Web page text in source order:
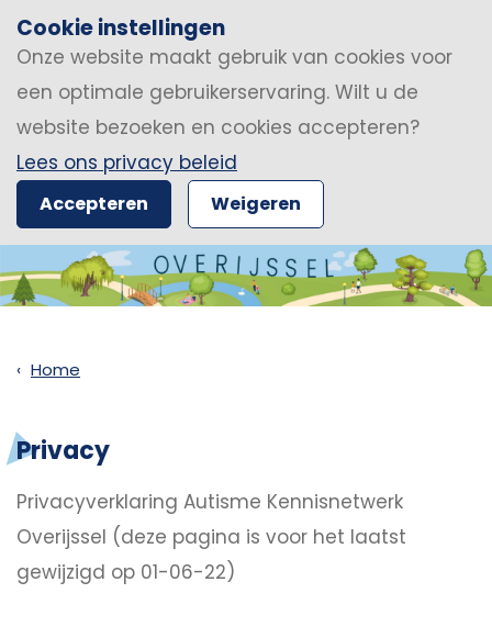
Cookie instellingen
Onze website maakt gebruik van cookies voor
een optimale gebruikerservaring. Wilt u de
website bezoeken en cookies accepteren?
Lees ons privacy beleid
Accepteren Weigeren
Home
Privacy
Privacyverklaring Autisme Kennisnetwerk
Overijssel (deze pagina is voor het laatst
gewijzigd op 01-06-22)